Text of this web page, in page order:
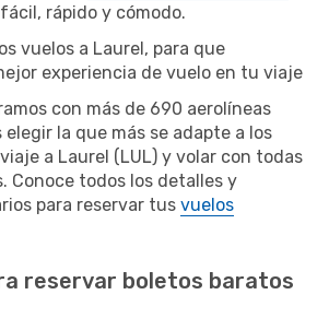
rápido y cómodo.
vuelos a Laurel, para que
experiencia de vuelo en tu viaje
con más de 690 aerolíneas
elegir la que más se adapte a los
a Laurel (LUL) y volar con todas
Conoce todos los detalles y
para reservar tus vuelos
reservar boletos baratos